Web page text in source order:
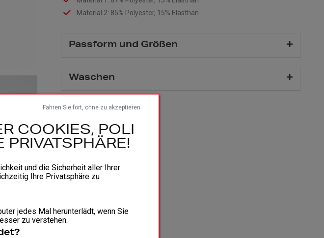
Material 2: 85% Polyester, 15% Elasthan
Passform und Größen
Waschen
Fahren Sie fort, ohne zu akzeptieren
COOKIES, POLI
PRIVATSPHÄRE!
und die Sicherheit aller Ihrer
Ihre Privatsphäre zu
jedes Mal herunterlädt, wenn Sie
zu verstehen.